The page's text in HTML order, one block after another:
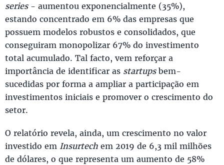
series- aumentou exponencialmente (35%),
estando concentrado em 6% das empresas que
possuem modelos robustos e consolidados, que
conseguiram monopolizar 67% do investimento
total acumulado. Tal facto, vem reforçar a
importância de identificar as startupsbem-
sucedidas por forma a ampliar a participação em
investimentos iniciais e promover o crescimento do
setor.
O relatório revela, ainda, um crescimento no valor
investido em Insurtech em 2019 de 6,3 mil milhões
de dólares, o que representa um aumento de 58%